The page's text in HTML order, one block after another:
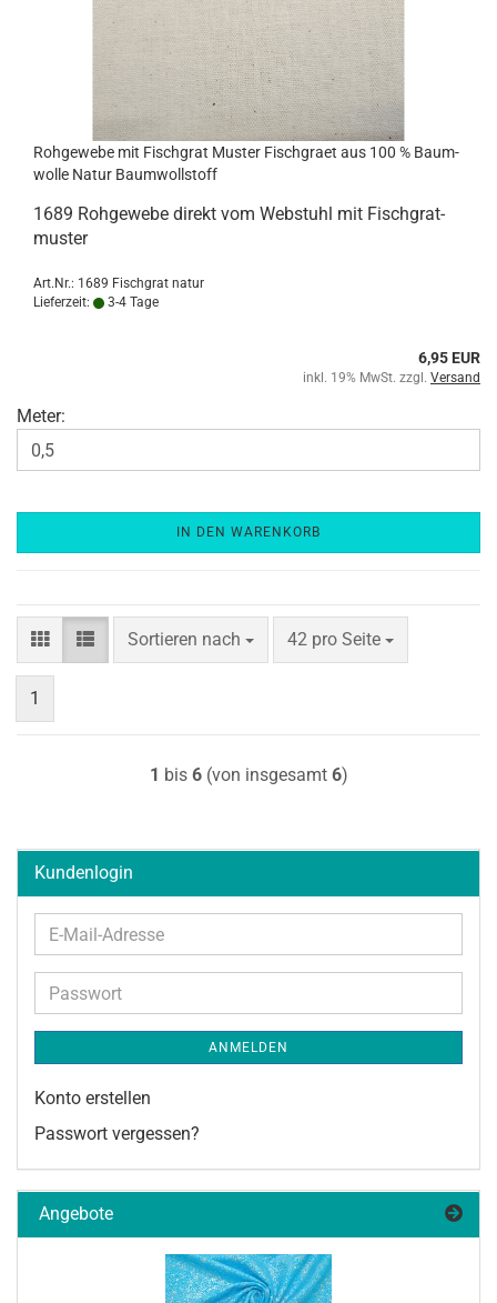
Roh­ge­we­be mit Fisch­grat Mus­ter Fisch­gra­et aus 100 % Baum­
wol­le Natur Baum­woll­stoff
1689 Roh­ge­we­be di­rekt vom Web­stuhl mit Fisch­grat­
mus­ter
Art.Nr.: 1689 Fischgrat natur
Lieferzeit:
3-4 Tage
6,95 EUR
inkl. 19% MwSt. zzgl. Versand
Meter:
IN DEN WARENKORB
Sortieren nach
Sortieren nach 42 pro Seite
pro Seite
1
1 bis 6(von insgesamt 6)
Kundenlogin
E-
Mail-
Adresse
Passwort
ANMELDEN
Konto erstellen
Passwort vergessen?
Angebote